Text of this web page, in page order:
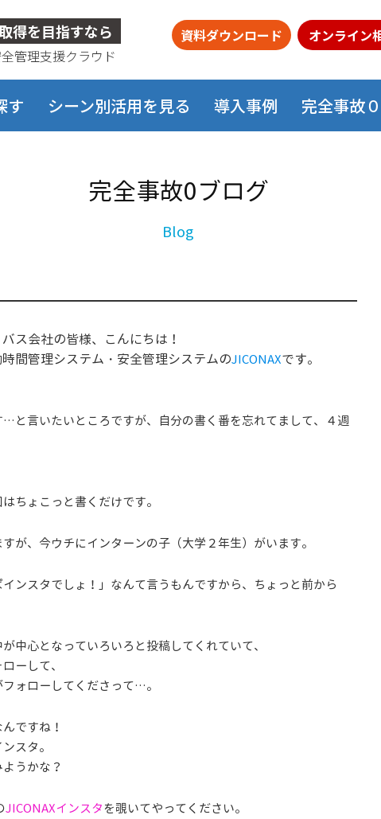
得を目指すなら
管理支援クラウド
資料ダウンロード オンライン
す シーン別活用を見る 導入事例 完全事故
完全事故0ブログ
ス会社の皆様、こんにちは！
間管理システム・安全管理システムのJICONAXです。
と言いたいところですが、自分の書く番を忘れてまして、４週
ちょこっと書くだけです。
が、今ウチにインターンの子（大学２年生）がいます。
ンスタでしょ！」なんて言うもんですから、ちょっと前から
中心となっていろいろと投稿してくれていて、
ーして、
ォローしてくださって…。
ですね！
スタ。
うかな？
JICONAXインスタを覗いてやってください。